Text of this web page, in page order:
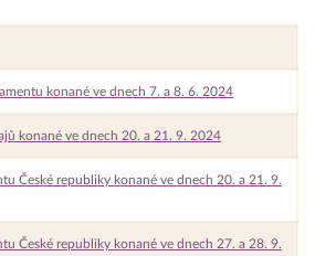
konané ve dnech 7. a 8. 6. 2024
konané ve dnech 20. a 21. 9. 2024
České republiky konané ve dnech 20. a 21. 9.
České republiky konané ve dnech 27. a 28. 9.